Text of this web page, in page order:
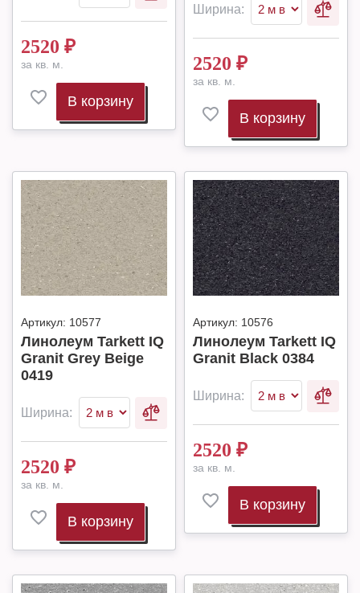
2520 ₽
за кв. м.
В корзину
Ширина:
2520 ₽
за кв. м.
В корзину
Артикул: 10577
Линолеум Tarkett IQ
Granit Grey Beige
0419
Ширина:
2520 ₽
за кв. м.
В корзину
Артикул: 10576
Линолеум Tarkett IQ
Granit Black 0384
Ширина:
2520 ₽
за кв. м.
В корзину